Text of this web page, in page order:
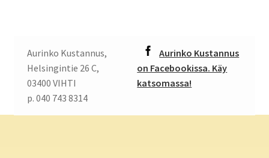
Aurinko Kustannus,
Helsingintie 26 C,
03400 VIHTI
p. 040 743 8314
Aurinko Kustannus
on Facebookissa. Käy
katsomassa!